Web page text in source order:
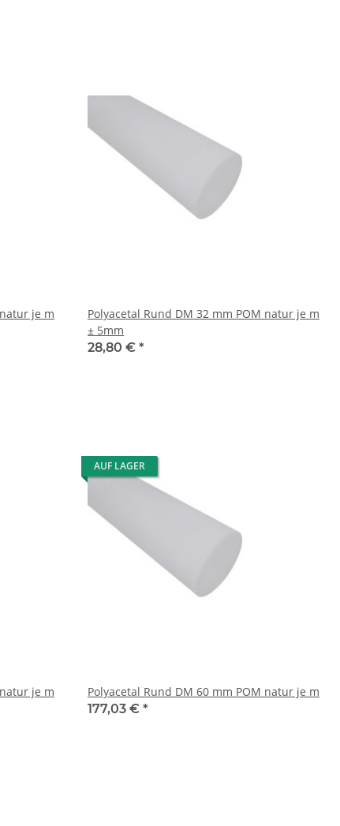
je m
Polyacetal Rund DM 32 mm POM natur je m
± 5mm
28,80 € *
je m
AUF LAGER
Polyacetal Rund DM 60 mm POM natur je m
177,03 € *